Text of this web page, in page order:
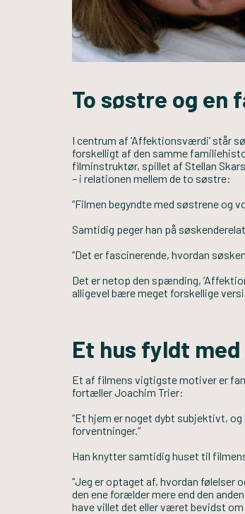
To søstre og en
I centrum af ’Affektionsværdi’ står
forskelligt af den samme
filminstruktør, spillet af Stellan
– i relationen mellem de to søstre:
“Filmen begyndte med søstrene og
Samtidig peger han på
“Det er fascinerende, hvordan
Det er netop den spænding,
alligevel bære meget forskellige
Et hus fyldt
Et af filmens vigtigste motiver er
fortæller Joachim Trier:
“Et hjem er noget dybt subjektivt,
forventninger.”
Han knytter samtidig huset til
“Jeg er optaget af, hvordan følelser
den ene forælder mere end den
have villet det eller været bevidst om